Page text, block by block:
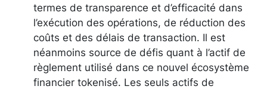
termes de transparence et d’efficacité dans
l’exécution des opérations, de réduction des
coûts et des délais de transaction. Il est
néanmoins source de défis quant à l’actif de
règlement utilisé dans ce nouvel écosystème
financier tokenisé. Les seuls actifs de